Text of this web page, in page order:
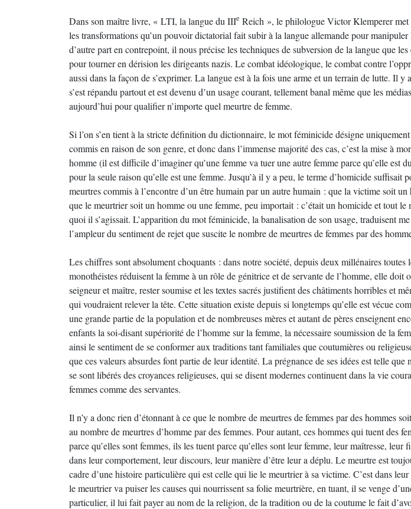
Dans son maître livre, « LTI, la langue du IIIe Reich », le philologue Victor Klemperer met
les transformations qu’un pouvoir dictatorial fait subir à la langue allemande pour
d’autre part en contrepoint, il nous précise les techniques de subversion de la langue que
pour tourner en dérision les dirigeants nazis. Le combat idéologique, le combat contre
aussi dans la façon de s’exprimer. La langue est à la fois une arme et un terrain de lutte. Il
s’est répandu partout et est devenu d’un usage courant, tellement banal même que les
aujourd’hui pour qualifier n’importe quel meurtre de femme.
Si l’on s’en tient à la stricte définition du dictionnaire, le mot féminicide désigne
commis en raison de son genre, et donc dans l’immense majorité des cas, c’est la mise à
homme (il est difficile d’imaginer qu’une femme va tuer une autre femme parce qu’elle est
pour la seule raison qu’elle est une femme. Jusqu’à il y a peu, le terme d’homicide suffisait
meurtres commis à l’encontre d’un être humain par un autre humain : que la victime soit
que le meurtrier soit un homme ou une femme, peu importait : c’était un homicide et tout le
quoi il s’agissait. L’apparition du mot féminicide, la banalisation de son usage, traduisent
l’ampleur du sentiment de rejet que suscite le nombre de meurtres de femmes par des
Les chiffres sont absolument choquants : dans notre société, depuis deux millénaires toutes
monothéistes réduisent la femme à un rôle de génitrice et de servante de l’homme, elle doit
seigneur et maître, rester soumise et les textes sacrés justifient des châtiments horribles et
qui voudraient relever la tête. Cette situation existe depuis si longtemps qu’elle est vécue
une grande partie de la population et de nombreuses mères et autant de pères enseignent
enfants la soi-disant supériorité de l’homme sur la femme, la nécessaire soumission de la
ainsi le sentiment de se conformer aux traditions tant familiales que coutumières ou
que ces valeurs absurdes font partie de leur identité. La prégnance de ses idées est telle que
se sont libérés des croyances religieuses, qui se disent modernes continuent dans la vie
femmes comme des servantes.
Il n’y a donc rien d’étonnant à ce que le nombre de meurtres de femmes par des hommes
au nombre de meurtres d’homme par des femmes. Pour autant, ces hommes qui tuent des
parce qu’elles sont femmes, ils les tuent parce qu’elles sont leur femme, leur maîtresse, leur
dans leur comportement, leur discours, leur manière d’être leur a déplu. Le meurtre est
cadre d’une histoire particulière qui est celle qui lie le meurtrier à sa victime. C’est dans
le meurtrier va puiser les causes qui nourrissent sa folie meurtrière, en tuant, il se venge
particulier, il lui fait payer au nom de la religion, de la tradition ou de la coutume le fait